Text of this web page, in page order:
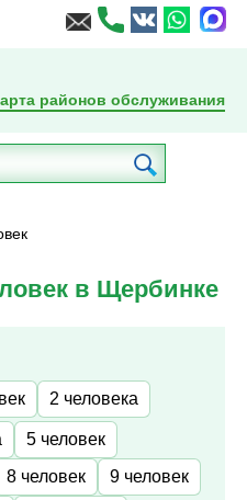
районов обслуживания
в Щербинке
2 человека
5 человек
8 человек
9 человек